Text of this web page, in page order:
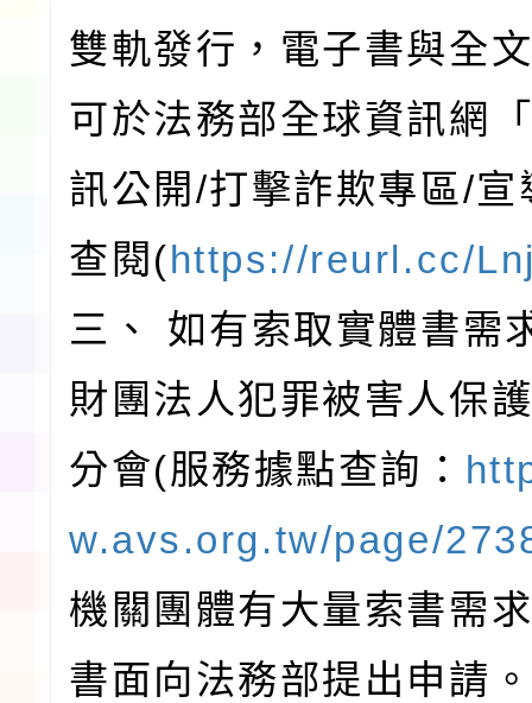
雙軌發行，電子書與全
可於法務部全球資訊網
訊公開/打擊詐欺專區/宣
查閱(https://reurl.cc/
三、 如有索取實體書需
財團法人犯罪被害人保
分會(服務據點查詢：
w.avs.org.tw/page/
機關團體有大量索書需
書面向法務部提出申請